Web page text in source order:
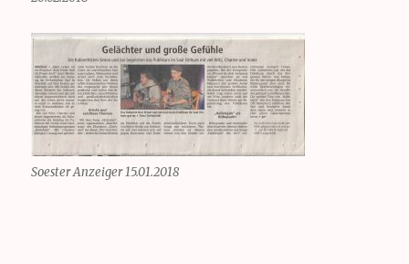
Soester Anzeiger 15.01.2018